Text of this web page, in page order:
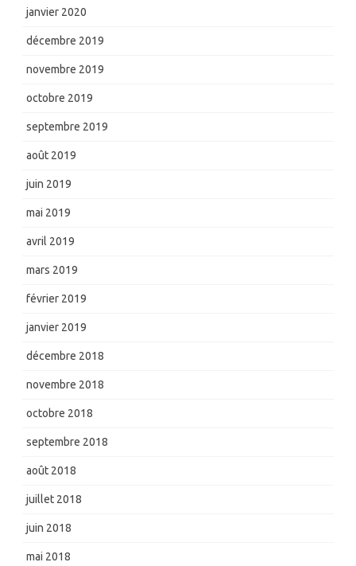
janvier 2020
décembre 2019
novembre 2019
octobre 2019
septembre 2019
août 2019
juin 2019
mai 2019
avril 2019
mars 2019
février 2019
janvier 2019
décembre 2018
novembre 2018
octobre 2018
septembre 2018
août 2018
juillet 2018
juin 2018
mai 2018